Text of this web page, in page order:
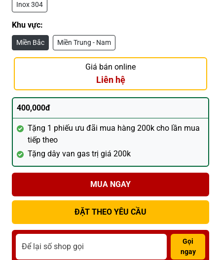
Inox 304
Khu vực:
Miền Bắc Miền Trung - Nam
Giá bán online
Liên hệ
400,000đ
Tặng 1 phiếu ưu đãi mua hàng 200k cho lần mua
tiếp theo
Tặng dây van gas trị giá 200k
MUA NGAY
ĐẶT THEO YÊU CẦU
Gọi
ngay